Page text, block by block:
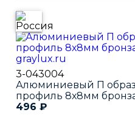
3-043004
Алюминиевый П
профиль 8х8мм
496 ₽